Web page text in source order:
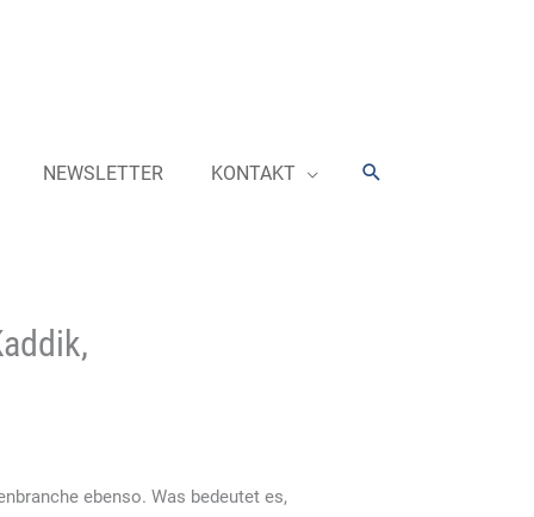
NEWSLETTER KONTAKT Suchen
ebenso. Was bedeutet es,